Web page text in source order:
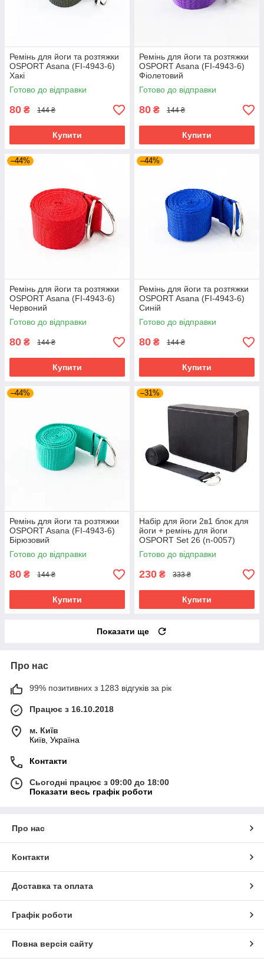
Ремінь для йоги та розтяжки
OSPORT Asana (FI-4943-6)
Хакі
Готово до відправки
80 ₴ 144 ₴
Купити
Ремінь для йоги та розтяжки
OSPORT Asana (FI-4943-6)
Фіолетовий
Готово до відправки
80 ₴ 144 ₴
Купити
–44%
Ремінь для йоги та розтяжки
OSPORT Asana (FI-4943-6)
Червоний
Готово до відправки
80 ₴ 144 ₴
Купити
–44%
Ремінь для йоги та розтяжки
OSPORT Asana (FI-4943-6)
Синій
Готово до відправки
80 ₴ 144 ₴
Купити
–44%
Ремінь для йоги та розтяжки
OSPORT Asana (FI-4943-6)
Бірюзовий
Готово до відправки
80 ₴ 144 ₴
Купити
–31%
Набір для йоги 2в1 блок для
йоги + ремінь для йоги
OSPORT Set 26 (n-0057)
Чорний
Готово до відправки
230 ₴ 333 ₴
Купити
Показати ще
Про нас
99% позитивних з 1283 відгуків за рік
Працює з 16.10.2018
м. Київ
Київ, Україна
Контакти
Сьогодні працює з 09:00 до 18:00
Показати весь графік роботи
Про нас
Контакти
Доставка та оплата
Графік роботи
Повна версія сайту